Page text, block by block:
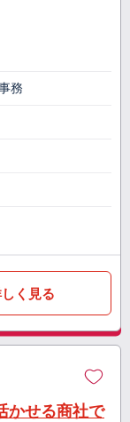
務
く見る
かせる商社で